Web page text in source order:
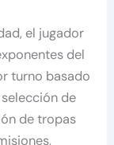
el jugador
del
turno basado
de
de tropas